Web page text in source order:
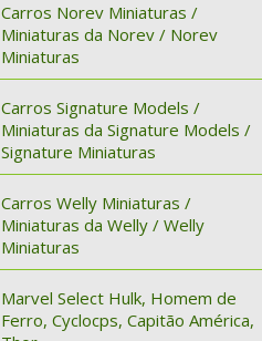
Carros Norev Miniaturas /
Miniaturas da Norev / Norev
Miniaturas
Carros Signature Models /
Miniaturas da Signature Models /
Signature Miniaturas
Carros Welly Miniaturas /
Miniaturas da Welly / Welly
Miniaturas
Marvel Select Hulk, Homem de
Ferro, Cyclocps, Capitão América,